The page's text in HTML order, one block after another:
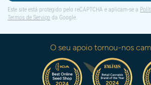
Este site está protegido pelo reCAPTCHA e aplicam-se a
Termos de Serviço da Google.
O seu apoio tornou-nos